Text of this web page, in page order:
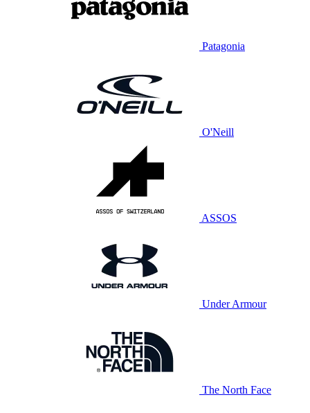
Patagonia
O'Neill
ASSOS
Under Armour
The North Face